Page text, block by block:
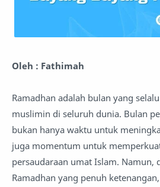
Oleh : Fathimah
Ramadhan adalah bulan yang
muslimin di seluruh dunia. Bulan
bukan hanya waktu untuk
juga momentum untuk
persaudaraan umat Islam. Namun,
Ramadhan yang penuh